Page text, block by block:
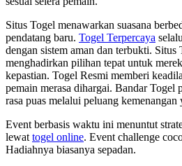
Situs Togel menawarkan suasana
pendatang baru. Togel Terpercaya
dengan sistem aman dan terbukti. Situs
menghadirkan pilihan tepat untuk
kepastian. Togel Resmi memberi
pemain merasa dihargai. Bandar Togel
rasa puas melalui peluang kemenangan
Event berbasis waktu ini menuntut
lewat togel online. Event challenge
Hadiahnya biasanya sepadan.